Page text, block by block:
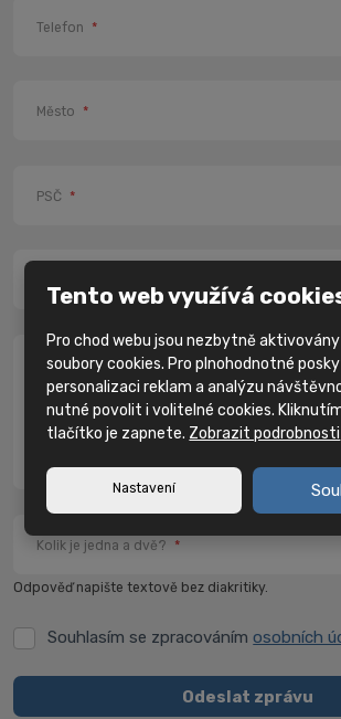
Telefon *
Město *
PSČ *
Zpráva *
Kolik je jedna a dvě? *
Odpověď napište textově bez diakritiky.
Souhlasím
zpracováním
osobních
Souhlasím se zpracovánímosobních
Odeslat zprávu
Tento web využívá
Pro chod webu jsou nezbytně
soubory cookies. Pro plnohodnotné
personalizaci reklam a analýzu
nutné povolit i volitelné cookies.
tlačítko je zapnete. Zobrazit podrobnosti
Nastavení